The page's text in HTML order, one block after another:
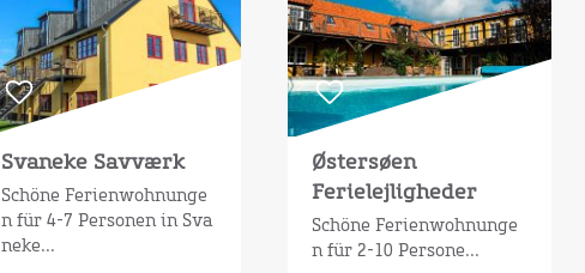
Svaneke Savværk
Schöne Ferienwohnunge
n für 4-7 Personen in Sva
neke...
Østersøen
Ferielejligheder
Schöne Ferienwohnunge
n für 2-10 Persone...